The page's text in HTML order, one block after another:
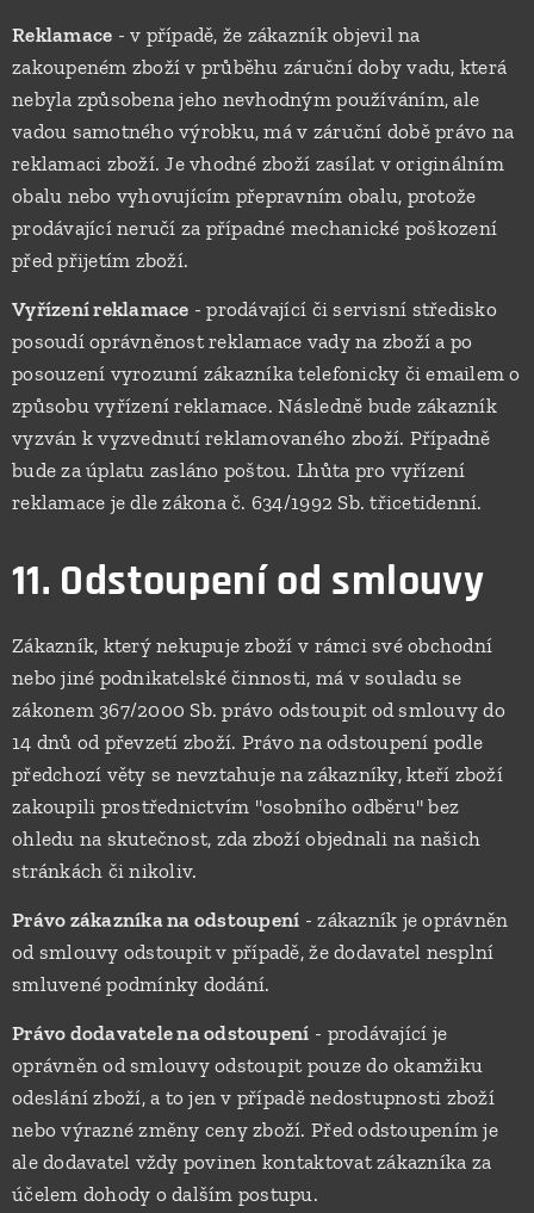
Reklamace - v případě, že zákazník objevil na
zakoupeném zboží v průběhu záruční doby vadu, která
nebyla způsobena jeho nevhodným používáním, ale
vadou samotného výrobku, má v záruční době právo na
reklamaci zboží. Je vhodné zboží zasílat v originálním
obalu nebo vyhovujícím přepravním obalu, protože
prodávající neručí za případné mechanické poškození
před přijetím zboží.
Vyřízení reklamace - prodávající či servisní středisko
posoudí oprávněnost reklamace vady na zboží a po
posouzení vyrozumí zákazníka telefonicky či emailem o
způsobu vyřízení reklamace. Následně bude zákazník
vyzván k vyzvednutí reklamovaného zboží. Případně
bude za úplatu zasláno poštou. Lhůta pro vyřízení
reklamace je dle zákona č. 634/1992 Sb. třicetidenní.
11. Odstoupení od smlouvy
Zákazník, který nekupuje zboží v rámci své obchodní
nebo jiné podnikatelské činnosti, má v souladu se
zákonem 367/2000 Sb. právo odstoupit od smlouvy do
14 dnů od převzetí zboží. Právo na odstoupení podle
předchozí věty se nevztahuje na zákazníky, kteří zboží
zakoupili prostřednictvím "osobního odběru" bez
ohledu na skutečnost, zda zboží objednali na našich
stránkách či nikoliv.
Právo zákazníka na odstoupení - zákazník je oprávněn
od smlouvy odstoupit v případě, že dodavatel nesplní
smluvené podmínky dodání.
Právo dodavatele na odstoupení - prodávající je
oprávněn od smlouvy odstoupit pouze do okamžiku
odeslání zboží, a to jen v případě nedostupnosti zboží
nebo výrazné změny ceny zboží. Před odstoupením je
ale dodavatel vždy povinen kontaktovat zákazníka za
účelem dohody o dalším postupu.